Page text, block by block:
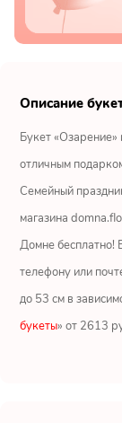
Орхидеи
Ромашки
Альстромерии
Герберы
Показать еще
Описание
Букет «Озарение»
отличным
Семейный
магазина
Домне бесплатно!
телефону или
до 53 см в
букеты» от 2613